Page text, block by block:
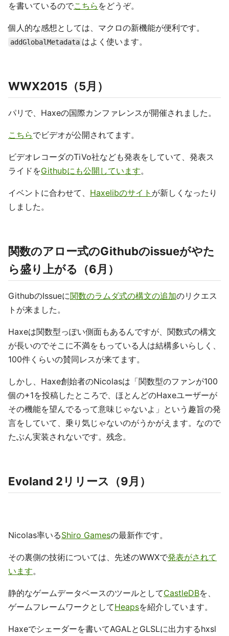
を書いているのでこちら をどうぞ。
個人的な感想としては、マクロの新機能が便利です。
addGlobalMetadata はよく使います。
WWX2015（5月）
パリで、Haxeの国際カンファレンスが開催されました。
こちらでビデオが公開されてます。
ビデオレコーダのTiVo社なども発表をしていて、発表ス
ライドをGithubにも公開しています。
イベントに合わせて、 Haxelibのサイト が新しくなったり
しました。
関数のアロー式のGithubのissueがやた
ら盛り上がる（6月）
GithubのIssueに関数のラムダ式の構文の追加のリクエス
トが来ました。
Haxeは関数型っぽい側面もあるんですが、関数式の構文
が長いのでそこに不満をもっている人は結構多いらしく、
100件くらいの賛同レスが来てます。
しかし、Haxe創始者のNicolasは「関数型のファンが100
個の+1を投稿したところで、ほとんどのHaxeユーザーが
その機能を望んでるって意味じゃないよ」という趣旨の発
言をしていて、乗り気じゃないのがうかがえます。なので
たぶん実装されないです。残念。
Evoland 2リリース（9月）
Nicolas率いるShiro Gamesの最新作です。
その裏側の技術については、先述のWWXで発表がされて
います。
静的なゲームデータベースのツールとしてCastleDBを、
ゲームフレームワークとしてHeapsを紹介しています。
Haxeでシェーダーを書いてAGALとGLSLに出力するhxsl